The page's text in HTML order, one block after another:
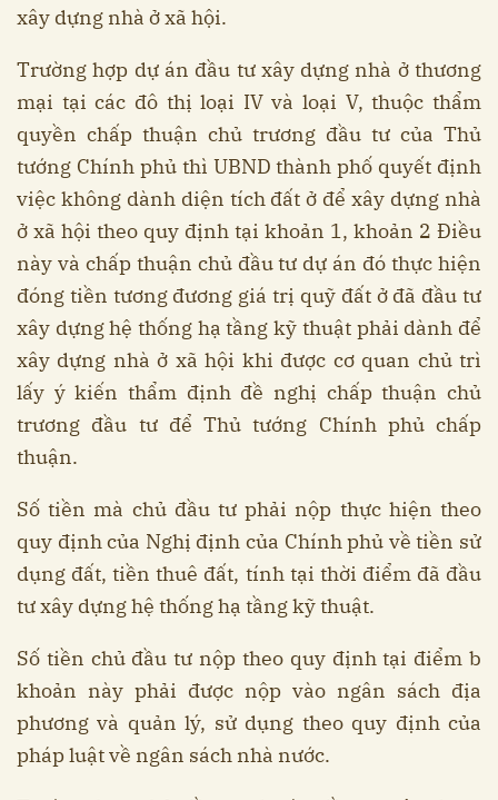
xây dựng nhà ở xã hội.
Trường hợp dự án đầu tư xây dựng nhà ở thương
mại tại các đô thị loại IV và loại V, thuộc thẩm
quyền chấp thuận chủ trương đầu tư của Thủ
tướng Chính phủ thì UBND thành phố quyết định
việc không dành diện tích đất ở để xây dựng nhà
ở xã hội theo quy định tại khoản 1, khoản 2 Điều
này và chấp thuận chủ đầu tư dự án đó thực hiện
đóng tiền tương đương giá trị quỹ đất ở đã đầu tư
xây dựng hệ thống hạ tầng kỹ thuật phải dành để
xây dựng nhà ở xã hội khi được cơ quan chủ trì
lấy ý kiến thẩm định đề nghị chấp thuận chủ
trương đầu tư để Thủ tướng Chính phủ chấp
thuận.
Số tiền mà chủ đầu tư phải nộp thực hiện theo
quy định của Nghị định của Chính phủ về tiền sử
dụng đất, tiền thuê đất, tính tại thời điểm đã đầu
tư xây dựng hệ thống hạ tầng kỹ thuật.
Số tiền chủ đầu tư nộp theo quy định tại điểm b
khoản này phải được nộp vào ngân sách địa
phương và quản lý, sử dụng theo quy định của
pháp luật về ngân sách nhà nước.